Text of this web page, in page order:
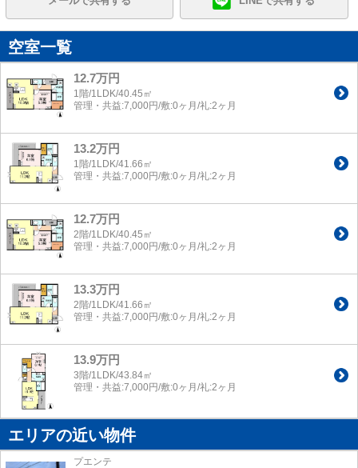
空室一覧
12.7万円
1階/1LDK/40.45㎡
管理・共益:7,000円/敷:0ヶ月/礼:2ヶ月
13.2万円
1階/1LDK/41.66㎡
管理・共益:7,000円/敷:0ヶ月/礼:2ヶ月
12.7万円
2階/1LDK/40.45㎡
管理・共益:7,000円/敷:0ヶ月/礼:2ヶ月
13.3万円
2階/1LDK/41.66㎡
管理・共益:7,000円/敷:0ヶ月/礼:2ヶ月
13.9万円
3階/1LDK/43.84㎡
管理・共益:7,000円/敷:0ヶ月/礼:2ヶ月
エリアの近い物件
プエンテ